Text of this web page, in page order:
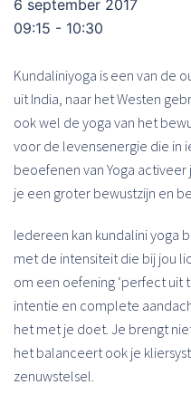
6 september 2017
09:15 - 10:30
Kundaliniyoga is een van de
uit India, naar het Westen
ook wel de yoga van het
voor de levensenergie die in
beoefenen van Yoga
je een groter bewustzijn en
Iedereen kan kundalini yoga
met de intensiteit die bij jou
om een oefening ‘perfect uit
intentie en complete
het met je doet. Je brengt
het balanceert ook je
zenuwstelsel.